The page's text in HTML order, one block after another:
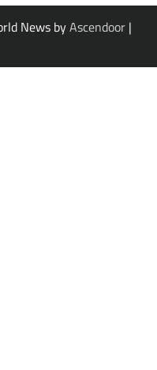
News byAscendoor |